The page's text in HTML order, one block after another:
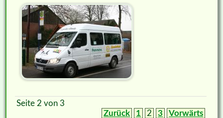
Seite 2 von 3
Zurück
1 2 3 Vorwärts